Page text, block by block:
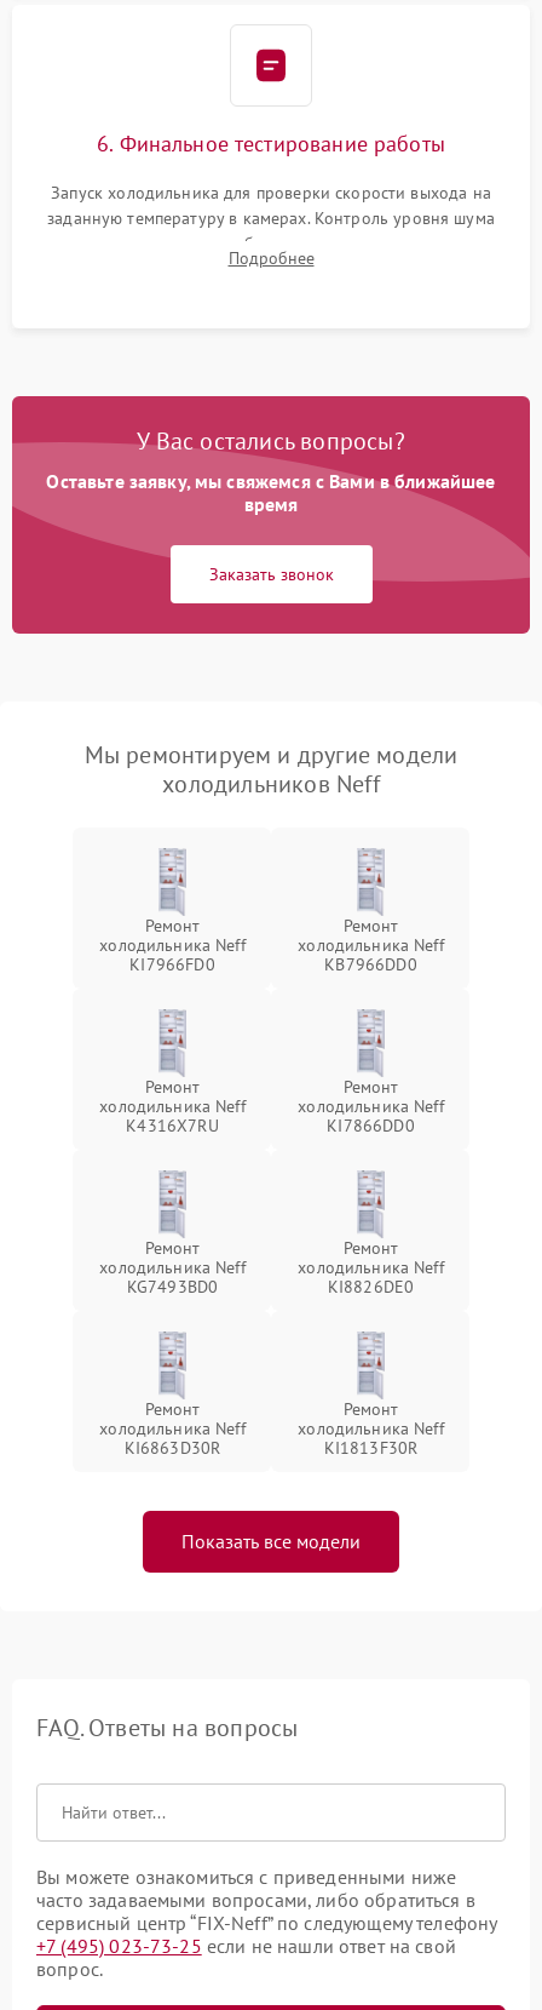
6. Финальное тестирование работы
Запуск холодильника для проверки скорости выхода на
заданную температуру в камерах. Контроль уровня шума
компрессора, отсутствия обмерзания стенок и корректного
срабатывания системы автоматической оттайки.
Подробнее
У Вас остались вопросы?
Оставьте заявку, мы свяжемся с Вами в ближайшее
время
Заказать звонок
Мы ремонтируем и другие модели
холодильников Neff
Ремонт
холодильника Neff
KI7966FD0
Ремонт
холодильника Neff
KB7966DD0
Ремонт
холодильника Neff
K4316X7RU
Ремонт
холодильника Neff
KI7866DD0
Ремонт
холодильника Neff
KG7493BD0
Ремонт
холодильника Neff
KI8826DE0
Ремонт
холодильника Neff
KI6863D30R
Ремонт
холодильника Neff
KI1813F30R
Показать все модели
FAQ. Ответы на вопросы
Вы можете ознакомиться с приведенными ниже
часто задаваемыми вопросами, либо обратиться в
сервисный центр “FIX-Neff” по следующему телефону
+7 (495) 023-73-25 если не нашли ответ на свой
вопрос.